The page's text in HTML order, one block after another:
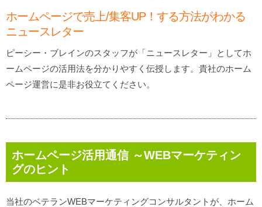
ホームページで売上/集客UP！する方法がわかる
ニュースレター
ピーシー・ブレインのスタッフが「ニュースレター」としてホ
ームページの活用法を分かりやすく伝授します。貴社のホーム
ページ運営に是非お役立てください。
ホームページ活用通信 ～WEBマーケティン
グのヒント
当社のベテランWEBマーケティングコンサルタントが、ホーム